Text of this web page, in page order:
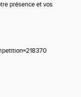
présence et vos